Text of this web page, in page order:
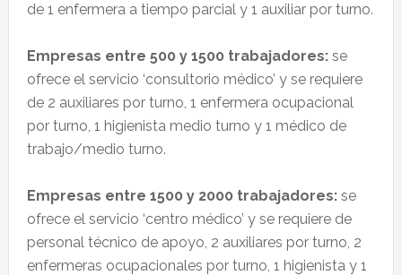
de 1 enfermera a tiempo parcial y 1 auxiliar por turno.
Empresas entre 500 y 1500 trabajadores:se
ofrece el servicio ‘consultorio médico’ y se requiere
de 2 auxiliares por turno, 1 enfermera ocupacional
por turno, 1 higienista medio turno y 1 médico de
trabajo/medio turno.
Empresas entre 1500 y 2000 trabajadores:se
ofrece el servicio ‘centro médico’ y se requiere de
personal técnico de apoyo, 2 auxiliares por turno, 2
enfermeras ocupacionales por turno, 1 higienista y 1